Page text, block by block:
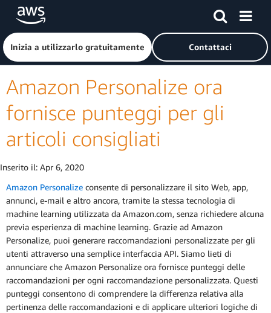
Passa al contenuto principale
Fai clic qui per tornare alla home page di Amazon Web
Inizia a utilizzarlo gratuitamente Contattaci
Amazon Personalize ora
fornisce punteggi per gli
articoli consigliati
Inserito il: Apr 6, 2020
Amazon Personalize consente di personalizzare il sito Web, app,
annunci, e-mail e altro ancora, tramite la stessa tecnologia di
machine learning utilizzata da Amazon.com, senza richiedere alcuna
previa esperienza di machine learning. Grazie ad Amazon
Personalize, puoi generare raccomandazioni personalizzate per gli
utenti attraverso una semplice interfaccia API. Siamo lieti di
annunciare che Amazon Personalize ora fornisce punteggi delle
raccomandazioni per ogni raccomandazione personalizzata. Questi
punteggi consentono di comprendere la differenza relativa alla
pertinenza delle raccomandazioni e di applicare ulteriori logiche di